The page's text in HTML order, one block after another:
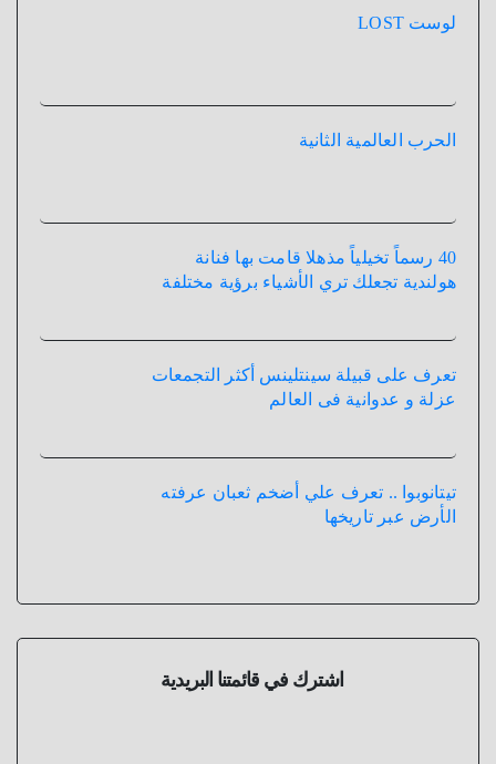
لوست LOST
الحرب العالمية الثانية
40 رسماً تخيلياً مذهلا قامت بها فنانة
هولندية تجعلك تري الأشياء برؤية مختلفة
تعرف على قبيلة سينتلينس أكثر التجمعات
عزلة و عدوانية فى العالم
تيتانوبوا .. تعرف علي أضخم ثعبان عرفته
الأرض عبر تاريخها
اشترك في قائمتنا البريدية